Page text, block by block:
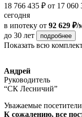
18 766 435 ₽ от 17 060
сегодня
в ипотеку от 92 629 ₽/
до 30 лет
подробнее
Показать всю
Андрей
Руководитель
“СК Лесничий”
Уважаемые
К сожалению, все